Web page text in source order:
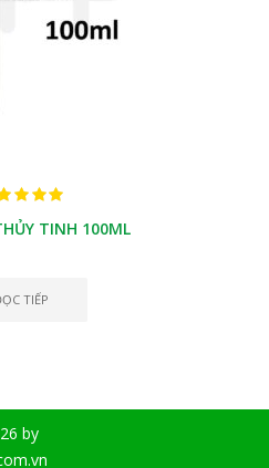
TINH 100ML
TIẾP
by